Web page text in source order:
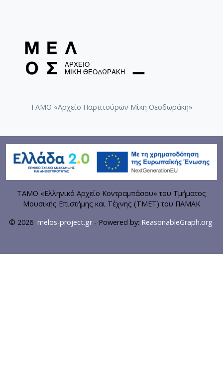
ΤΑΜΟ «Αρχείο Παρτιτούρων Μίκη Θεοδωράκη»
ΤΑΜΟ «Ελληνικό Αρχείο Κοντραμπάσου» του Τμήματος
Μουσικής Επιστήμης και Τέχνης (ΤΜΕΤ) του ΠΑΜΑΚ
© 2026 melos-project.gr- Powered by: ReasonableGraph.org